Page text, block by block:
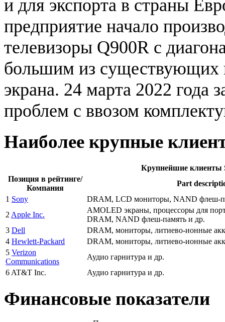
и для экспорта в страны
предприятие начало
телевизоры Q900R с
большим из существующих
экрана. 24 марта 2022 года
проблем с ввозом
Наиболее крупные
Крупнейшие клиенты
Позиция в рейтинге/
Компания
Part
1 Sony
DRAM, LCD мониторы, NAND флеш-
2 Apple Inc.
AMOLED экраны, процессоры для
DRAM, NAND флеш-память и др.
3 Dell
DRAM, мониторы, литиево-ионные
4 Hewlett-Packard
DRAM, мониторы, литиево-ионные
5 Verizon
Communications
Аудио гарнитура и др.
6 AT&T Inc.
Аудио гарнитура и др.
Финансовые показатели